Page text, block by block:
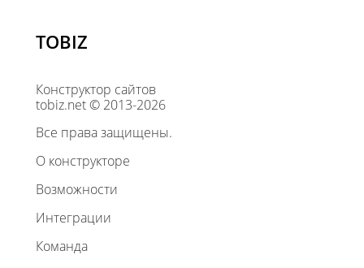
TOBIZ
Конструктор сайтов
tobiz.net © 2013-2026
Все права защищены.
О конструкторе
Возможности
Интеграции
Команда